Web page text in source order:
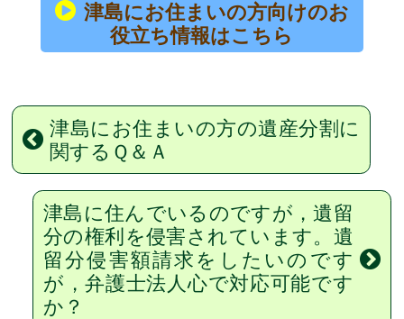
津島にお住まいの方向けのお
役立ち情報はこちら
津島にお住まいの方の遺産分割に
関するＱ＆Ａ
津島に住んでいるのですが，遺留
分の権利を侵害されています。遺
留分侵害額請求をしたいのです
が，弁護士法人心で対応可能です
か？